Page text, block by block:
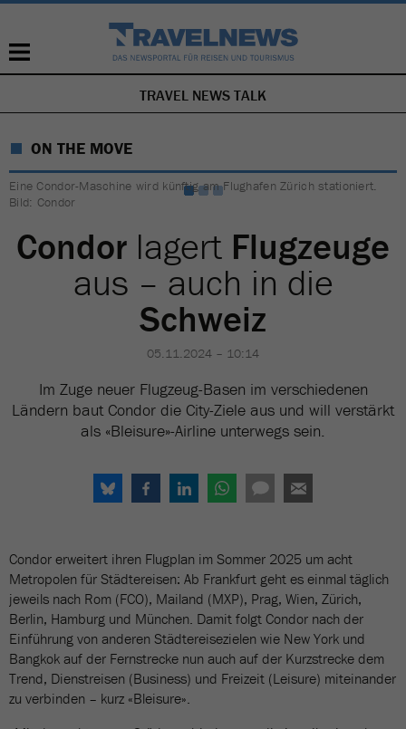
NAVIGATION
ÜBERSPRINGEN
TRAVEL NEWS TALK
ON THE MOVE
Eine Condor-Maschine wird künftig am Flughafen Zürich stationiert.
Bild: Condor
Condor lagert Flugzeuge
aus – auch in die
Schweiz
05.11.2024 – 10:14
Im Zuge neuer Flugzeug-Basen im verschiedenen
Ländern baut Condor die City-Ziele aus und will verstärkt
als «Bleisure»-Airline unterwegs sein.
Condor erweitert ihren Flugplan im Sommer 2025 um acht
Metropolen für Städtereisen: Ab Frankfurt geht es einmal täglich
jeweils nach Rom (FCO), Mailand (MXP), Prag, Wien, Zürich,
Berlin, Hamburg und München. Damit folgt Condor nach der
Einführung von anderen Städtereisezielen wie New York und
Bangkok auf der Fernstrecke nun auch auf der Kurzstrecke dem
Trend, Dienstreisen (Business) und Freizeit (Leisure) miteinander
zu verbinden – kurz «Bleisure».